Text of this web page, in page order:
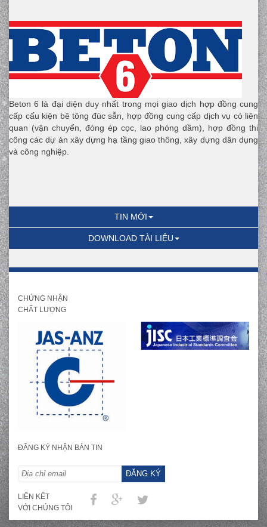
Beton 6 là đại diện duy nhất trong mọi giao dịch hợp đồng cung
cấp cấu kiện bê tông đúc sẵn, hợp đồng cung cấp dịch vụ có liên
quan (vận chuyển, đóng ép cọc, lao phóng dầm), hợp đồng thi
công các dự án xây dựng hạ tầng giao thông, xây dựng dân dụng
và công nghiệp.
TIN MỚI
DOWNLOAD TÀI LIỆU
CHỨNG NHẬN
CHẤT LƯỢNG
ĐĂNG KÝ NHẬN BẢN TIN
ĐĂNG KÝ
LIÊN KẾT
VỚI CHÚNG TÔI